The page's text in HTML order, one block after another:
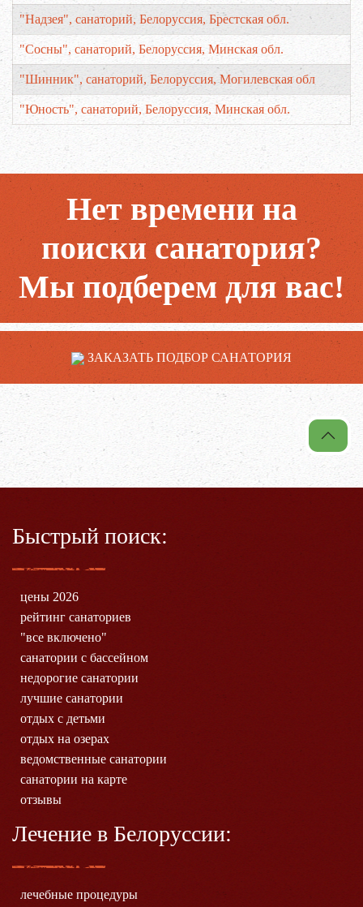
"Надзея", санаторий, Белоруссия, Брестская обл.
"Сосны", санаторий, Белоруссия, Минская обл.
"Шинник", санаторий, Белоруссия, Могилевская обл
"Юность", санаторий, Белоруссия, Минская обл.
Нет времени на
поиски санатория?
Мы подберем для вас!
ЗАКАЗАТЬ ПОДБОР САНАТОРИЯ
Быстрый поиск:
цены 2026
рейтинг санаториев
"все включено"
санатории с бассейном
недорогие санатории
лучшие санатории
отдых с детьми
отдых на озерах
ведомственные санатории
санатории на карте
отзывы
Лечение в Белоруссии:
лечебные процедуры